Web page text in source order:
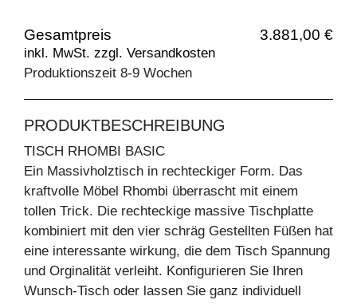
Gesamtpreis 3.881,00 €
inkl. MwSt. zzgl. Versandkosten
Produktionszeit 8-9 Wochen
PRODUKTBESCHREIBUNG
TISCH RHOMBI BASIC
Ein Massivholztisch in rechteckiger Form. Das
kraftvolle Möbel Rhombi überrascht mit einem
tollen Trick. Die rechteckige massive Tischplatte
kombiniert mit den vier schräg Gestellten Füßen hat
eine interessante wirkung, die dem Tisch Spannung
und Orginalität verleiht. Konfigurieren Sie Ihren
Wunsch-Tisch oder lassen Sie ganz individuell